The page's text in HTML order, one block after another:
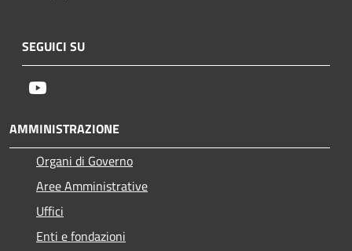
SEGUICI SU
AMMINISTRAZIONE
Organi di Governo
Aree Amministrative
Uffici
Enti e fondazioni